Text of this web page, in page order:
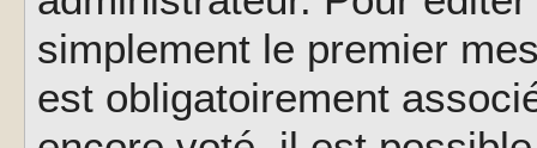
simplement le premier
est obligatoirement